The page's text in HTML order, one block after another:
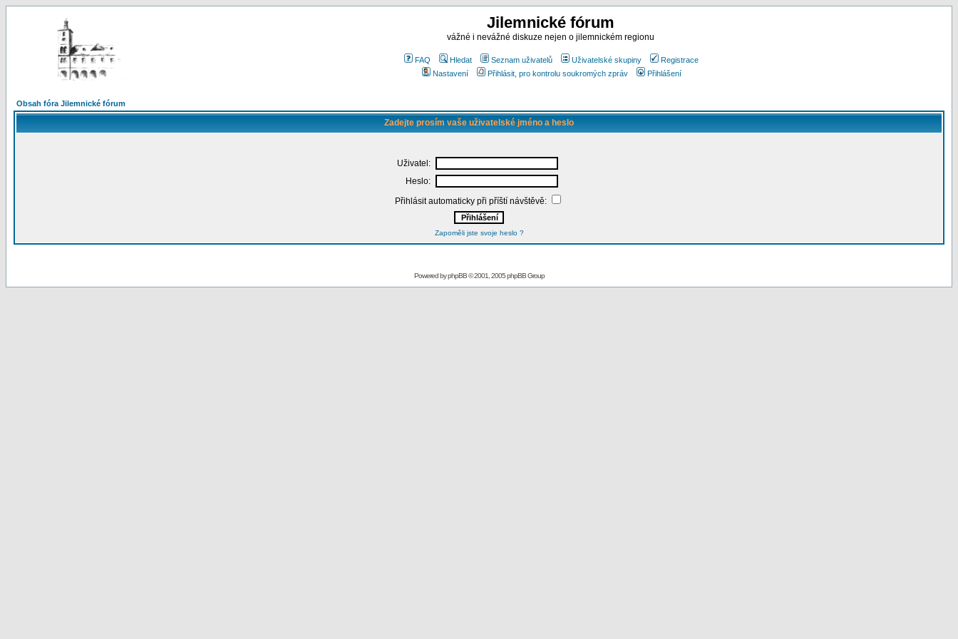
Jilemnické fórum
vážné i nevážné diskuze nejen o jilemnickém regionu
FAQ Hledat Seznam uživatelů Uživatelské skupiny
Registrace
Nastavení
Přihlásit, pro kontrolu soukromých zpráv Přihlášení
Obsah fóra Jilemnické fórum
Zadejte prosím vaše uživatelské jméno a heslo
Uživatel:
Heslo:
Přihlásit automaticky při příští návštěvě:
Zapoměli jste svoje heslo ?
Powered byphpBB© 2001, 2005 phpBB Group